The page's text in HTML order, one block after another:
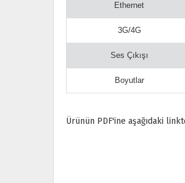
Ethernet
3G/4G
Ses Çıkışı
Boyutlar
Ürünün PDF'ine aşağıdaki